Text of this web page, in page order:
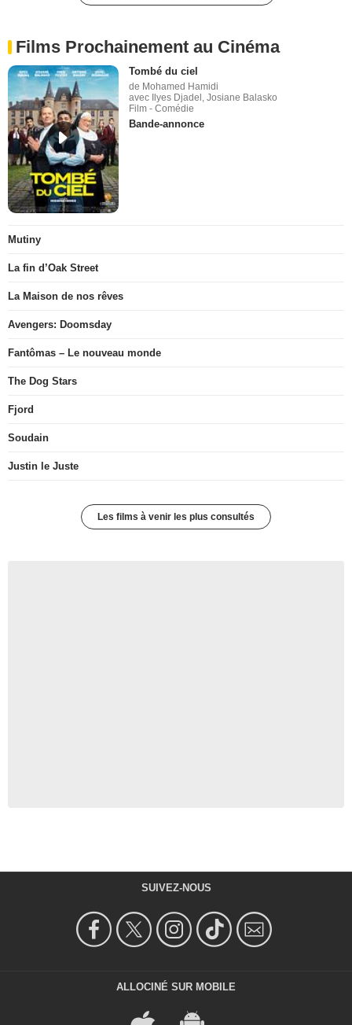
Films Prochainement au Cinéma
Tombé du ciel
de Mohamed Hamidi
avec Ilyes Djadel, Josiane Balasko
Film - Comédie
Bande-annonce
Mutiny
La fin d’Oak Street
La Maison de nos rêves
Avengers: Doomsday
Fantômas – Le nouveau monde
The Dog Stars
Fjord
Soudain
Justin le Juste
Les films à venir les plus consultés
SUIVEZ-NOUS
ALLOCINÉ SUR MOBILE